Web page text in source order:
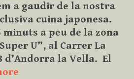
a gaudir de la nostra
cuina japonesa.
minuts a peu de la zona
U”, al Carrer La
d’Andorra la Vella. El